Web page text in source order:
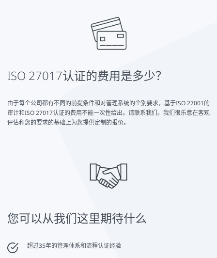
ISO 27017认证的费用是多少？
由于每个公司都有不同的前提条件和对管理系统的个别要求，基于ISO 27001的
审计和ISO 27017认证的费用不能一次性给出。请联系我们。我们很乐意在客观
评估和您的要求的基础上为您提供定制的报价。
您可以从我们这里期待什么
超过35年的管理体系和流程认证经验